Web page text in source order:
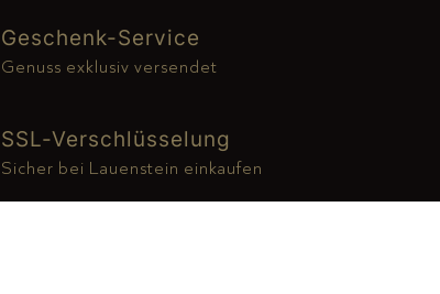
Geschenk-Service
Genuss exklusiv versendet
SSL-Verschlüsselung
Sicher bei Lauenstein einkaufen